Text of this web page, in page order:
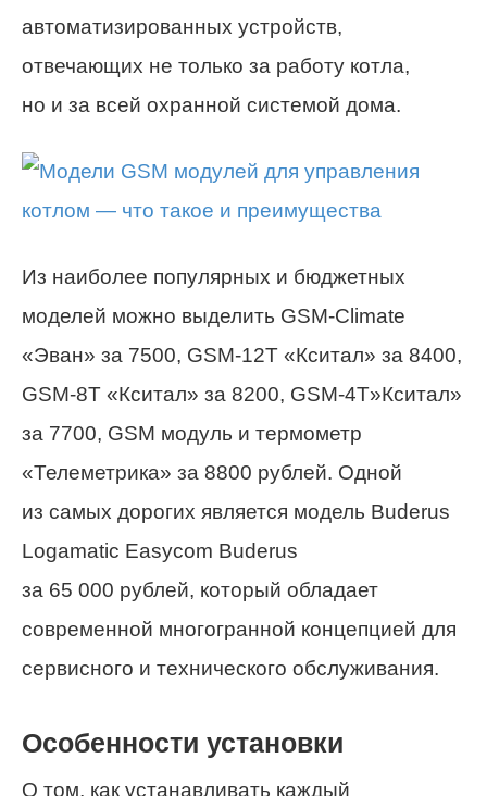
автоматизированных устройств,
отвечающих не только за работу котла,
но и за всей охранной системой дома.
Из наиболее популярных и бюджетных
моделей можно выделить GSM-Climate
«Эван» за 7500, GSM-12T «Кситал» за 8400,
GSM-8T «Кситал» за 8200, GSM-4T»Кситал»
за 7700, GSM модуль и термометр
«Телеметрика» за 8800 рублей. Одной
из самых дорогих является модель Buderus
Logamatic Easycom Buderus
за 65 000 рублей, который обладает
современной многогранной концепцией для
сервисного и технического обслуживания.
Особенности установки
О том, как устанавливать каждый